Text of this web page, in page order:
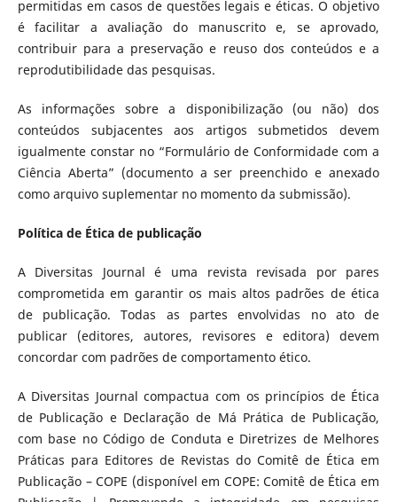
permitidas em casos de questões legais e éticas. O objetivo
é facilitar a avaliação do manuscrito e, se aprovado,
contribuir para a preservação e reuso dos conteúdos e a
reprodutibilidade das pesquisas.
As informações sobre a disponibilização (ou não) dos
conteúdos subjacentes aos artigos submetidos devem
igualmente constar no “Formulário de Conformidade com a
Ciência Aberta” (documento a ser preenchido e anexado
como arquivo suplementar no momento da submissão).
Política de Ética de publicação
A Diversitas Journal é uma revista revisada por pares
comprometida em garantir os mais altos padrões de ética
de publicação. Todas as partes envolvidas no ato de
publicar (editores, autores, revisores e editora) devem
concordar com padrões de comportamento ético.
A Diversitas Journal compactua com os princípios de Ética
de Publicação e Declaração de Má Prática de Publicação,
com base no Código de Conduta e Diretrizes de Melhores
Práticas para Editores de Revistas do Comitê de Ética em
Publicação – COPE (disponível em COPE: Comitê de Ética em